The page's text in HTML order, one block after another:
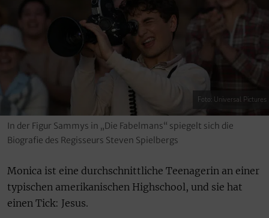
Foto: Universal Pictures
In der Figur Sammys in „Die Fabelmans“ spiegelt sich die
Biografie des Regisseurs Steven Spielbergs
Monica ist eine durchschnittliche Teenagerin an einer
typischen amerikanischen Highschool, und sie hat
einen Tick: Jesus.